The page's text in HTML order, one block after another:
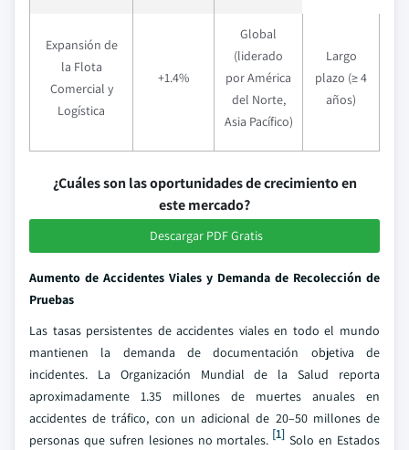
Expansión de
la Flota
Comercial y
Logística
+1.4%
Global
(liderado
por América
del Norte,
Asia Pacífico)
Largo
plazo (≥ 4
años)
¿Cuáles son las oportunidades de crecimiento en
este mercado?
Descargar PDF Gratis
Aumento de Accidentes Viales y Demanda de Recolección de
Pruebas
Las tasas persistentes de accidentes viales en todo el mundo
mantienen la demanda de documentación objetiva de
incidentes. La Organización Mundial de la Salud reporta
aproximadamente 1.35 millones de muertes anuales en
accidentes de tráfico, con un adicional de 20–50 millones de
personas que sufren lesiones no mortales. [1] Solo en Estados